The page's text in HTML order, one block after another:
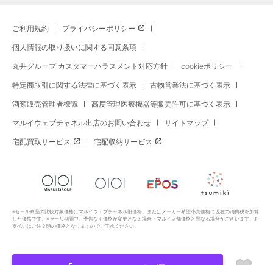
ご利用規約 プライバシーポリシー
個人情報の取り扱いに関する同意条項
丸井グループ カスタマーハラスメント対応方針 cookieポリシー
特定商取引に関する法律に基づく表示 古物営業法に基づく表示
酒類販売管理者標識 高度管理医療機器等販売許可に基づく表示
マルイウェブチャネル出店のお問い合わせ サイトマップ
宅配買取サービス 宅配収納サービス
※セール商品の比較対象価格はマルイウェブチャネル旧価格、またはメーカー希望小売価格に現在の消費税を加算
した価格です。※セール期間中、予告なく価格が変更となる場合・マルイ店舗価格と異なる場合がございます。お
支払いはご注文時の価格となりますのでご了承ください。